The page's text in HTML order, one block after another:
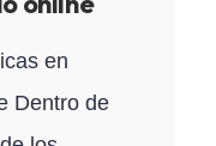
en
Dentro de